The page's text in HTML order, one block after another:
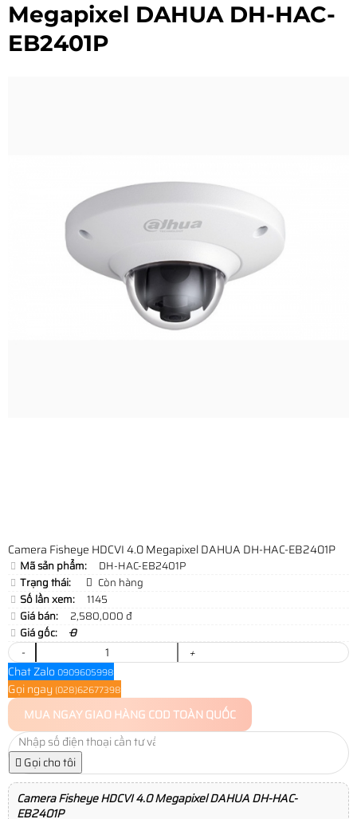
Megapixel DAHUA DH-HAC-
EB2401P
Camera Fisheye HDCVI 4.0 Megapixel DAHUA DH-HAC-EB2401P
Mã sản phẩm:
DH-HAC-EB2401P
Trạng thái:
Còn hàng
Số lần xem:
1145
Giá bán:
2,580,000 đ
Giá gốc:
0
-
+
Chat Zalo 0909605998
Gọi ngay (028)62677398
MUA NGAYGIAO HÀNG COD TOÀN QUỐC
Gọi cho tôi
Camera Fisheye HDCVI 4.0 Megapixel DAHUA DH-HAC-
EB2401P